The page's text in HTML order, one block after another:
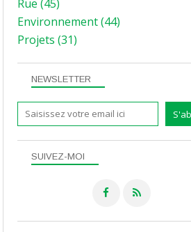
NEWSLETTER
SUIVEZ-MOI
Rue (45)
Environnement(44)
Projets (31)